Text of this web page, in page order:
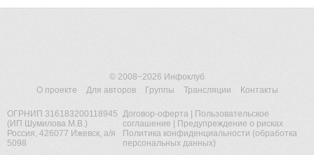
© 2008−2026 Инфоклуб
О проекте
Для авторов Группы Трансляции Контакты
ОГРНИП 316183200118945
(ИП Шумилова М.В.)
Россия, 426077 Ижевск, а/я
5098
Договор-оферта|
Пользовательское
соглашение
Предупреждение о рисках
Политика конфиденциальности (обработка
персональных данных)